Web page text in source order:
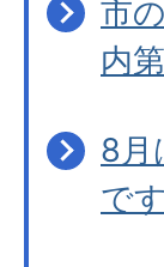
市
内
8月
です